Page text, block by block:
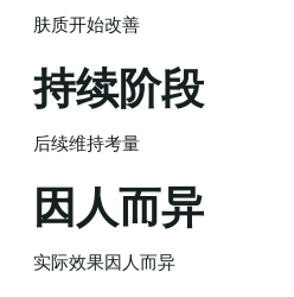
肤质开始改善
持续阶段
后续维持考量
因人而异
实际效果因人而异